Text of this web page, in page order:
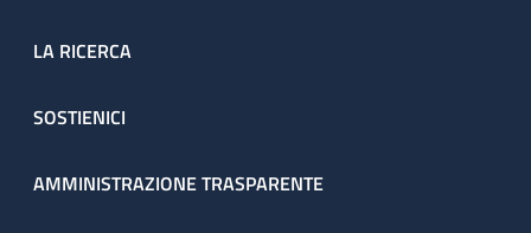
LA RICERCA
SOSTIENICI
AMMINISTRAZIONE TRASPARENTE